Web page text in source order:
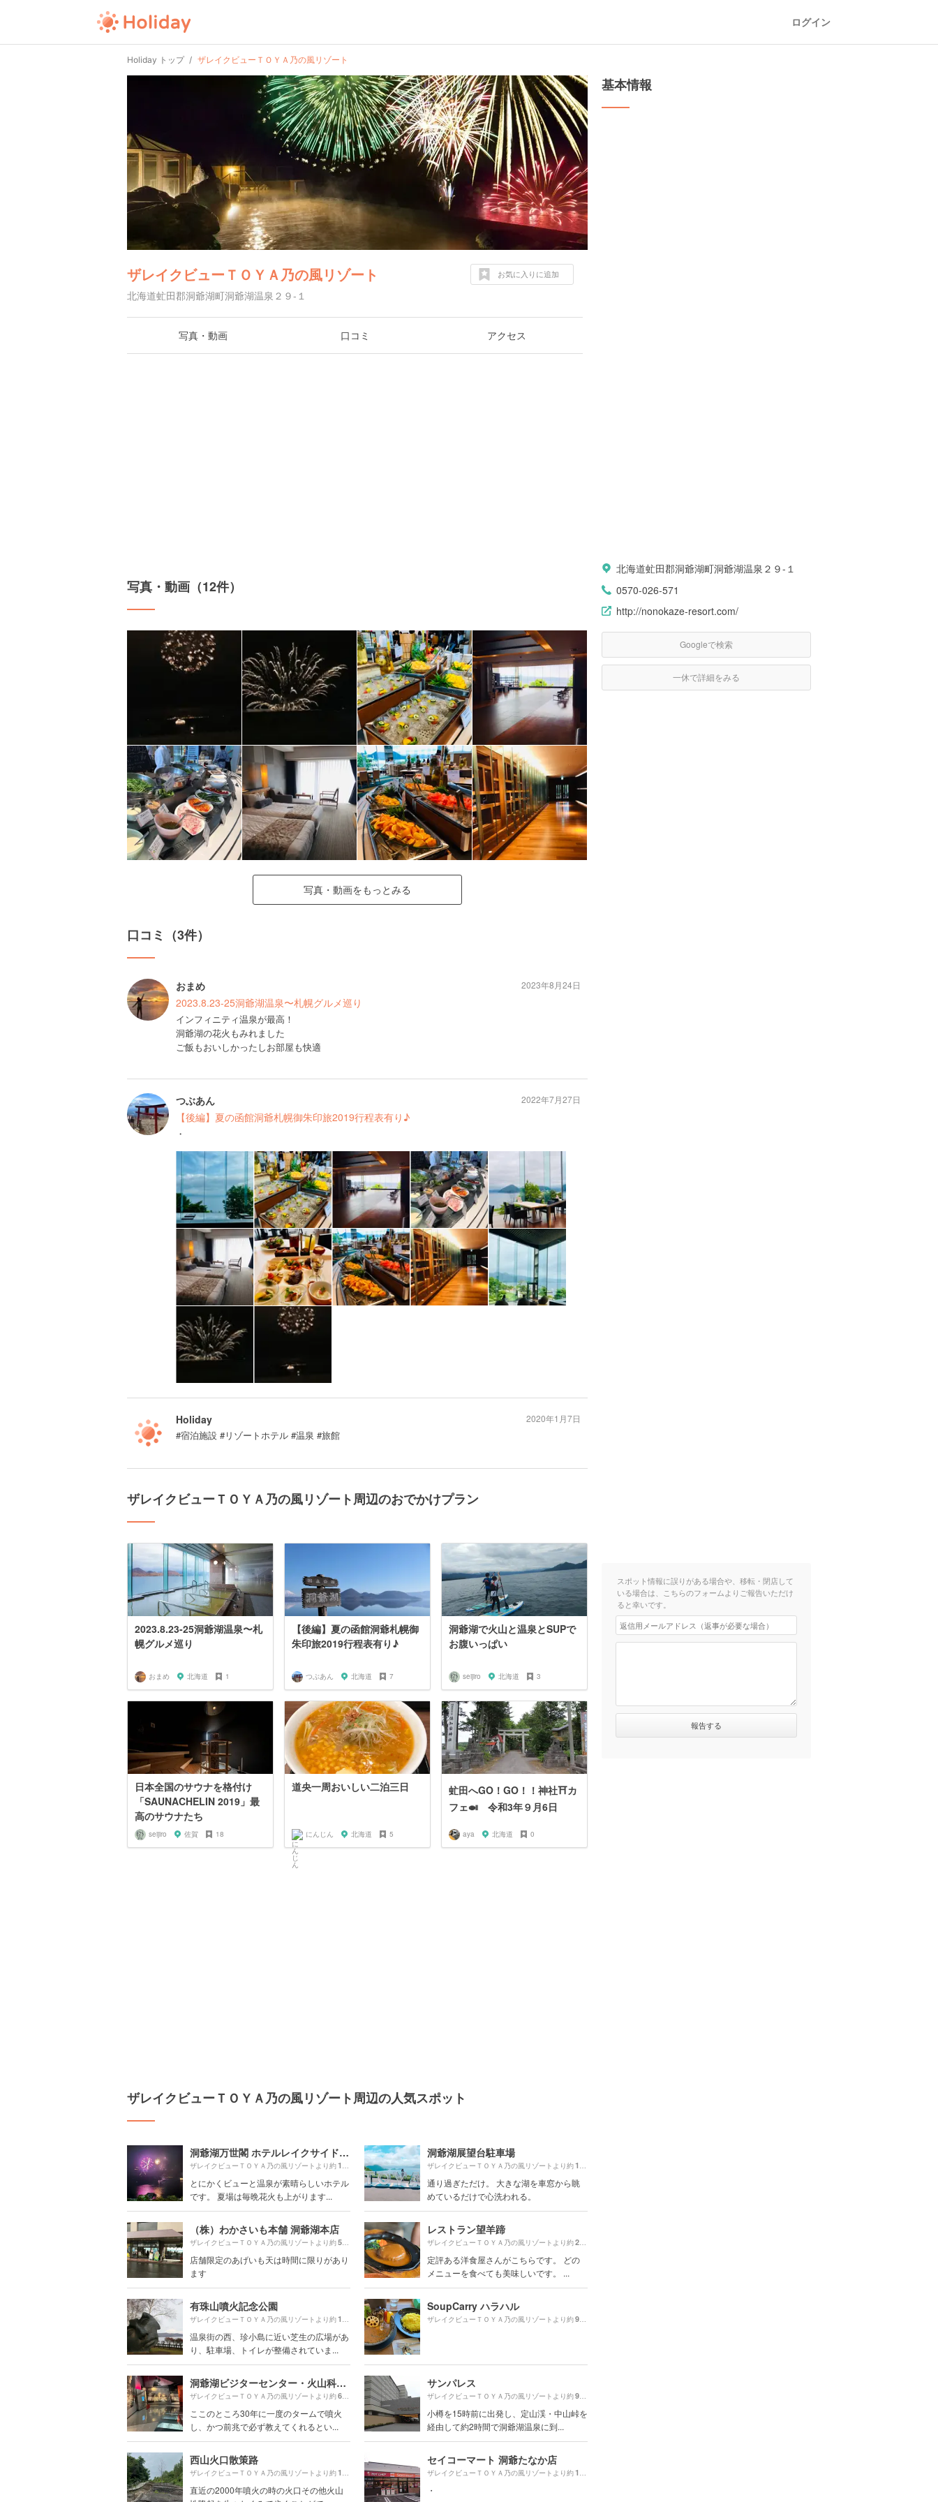
ログイン
Holiday トップ ザレイクビューＴＯＹＡ乃の風リゾート
ザレイクビューＴＯＹＡ乃の風リゾート
北海道虻田郡洞爺湖町洞爺湖温泉２９-１
お気に入りに追加
写真・動画 口コミ アクセス
写真・動画（12件）
写真・動画をもっとみる
口コミ（3件）
おまめ
2023.8.23-25洞爺湖温泉〜札幌グルメ巡り
インフィニティ温泉が最高！
洞爺湖の花火もみれました
ご飯もおいしかったしお部屋も快適
2023年8月24日
つぶあん
【後編】夏の函館洞爺札幌御朱印旅2019行程表有り♪
・
2022年7月27日
Holiday
#宿泊施設 #リゾートホテル #温泉 #旅館
2020年1月7日
ザレイクビューＴＯＹＡ乃の風リゾート周辺のおでかけプラン
2023.8.23-25洞爺湖温泉〜札
幌グルメ巡り
おまめ 北海道 1
【後編】夏の函館洞爺札幌御
朱印旅2019行程表有り♪
つぶあん 北海道 7
洞爺湖で火山と温泉とSUPで
お腹いっぱい
seijiro 北海道 3
日本全国のサウナを格付け
「SAUNACHELIN 2019」最
高のサウナたち
seijiro 佐賀 18
道央一周おいしい二泊三日
にんじん 北海道 5
虻田へGO！GO！！神社⛩カ
フェ🍛 令和3年９月6日
aya 北海道 0
ザレイクビューＴＯＹＡ乃の風リゾート周辺の人気スポット
洞爺湖万世閣 ホテルレイクサイドテラス
ザレイクビューＴＯＹＡ乃の風リゾートより約180m （徒歩4分）
とにかくビューと温泉が素晴らしいホテル
です。 夏場は毎晩花火も上がります...
洞爺湖展望台駐車場
ザレイクビューＴＯＹＡ乃の風リゾートより約1580m
通り過ぎただけ。 大きな湖を車窓から眺
めているだけで心洗われる。
（株）わかさいも本舗 洞爺湖本店
ザレイクビューＴＯＹＡ乃の風リゾートより約580m （徒歩10分）
店舗限定のあげいも天は時間に限りがあり
ます
レストラン望羊蹄
ザレイクビューＴＯＹＡ乃の風リゾートより約270m
定評ある洋食屋さんがこちらです。 どの
メニューを食べても美味しいです。 ...
有珠山噴火記念公園
ザレイクビューＴＯＹＡ乃の風リゾートより約1380m （徒歩24分）
温泉街の西、珍小島に近い芝生の広場があ
り、駐車場、トイレが整備されていま...
SoupCarry ハラハル
ザレイクビューＴＯＹＡ乃の風リゾートより約90m
洞爺湖ビジターセンター・火山科学館
ザレイクビューＴＯＹＡ乃の風リゾートより約620m （徒歩11分）
ここのところ30年に一度のタームで噴火
し、かつ前兆で必ず教えてくれるとい...
サンパレス
ザレイクビューＴＯＹＡ乃の風リゾートより約910m
小樽を15時前に出発し、定山渓・中山峠を
経由して約2時間で洞爺湖温泉に到...
西山火口散策路
ザレイクビューＴＯＹＡ乃の風リゾートより約1830m （徒歩31分）
直近の2000年噴火の時の火口その他火山
セイコーマート 洞爺たなか店
ザレイクビューＴＯＹＡ乃の風リゾートより約130m
・
基本情報
北海道虻田郡洞爺湖町洞爺湖温泉２９-１
0570-026-571
http://nonokaze-resort.com/
Googleで検索
一休で詳細をみる
スポット情報に誤りがある場合や、移転・閉店して
いる場合は、こちらのフォームよりご報告いただけ
ると幸いです。